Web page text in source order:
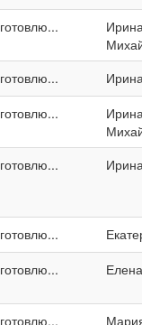
готовлю...
готовлю...
готовлю...
готовлю...
готовлю...
готовлю...
готовлю...